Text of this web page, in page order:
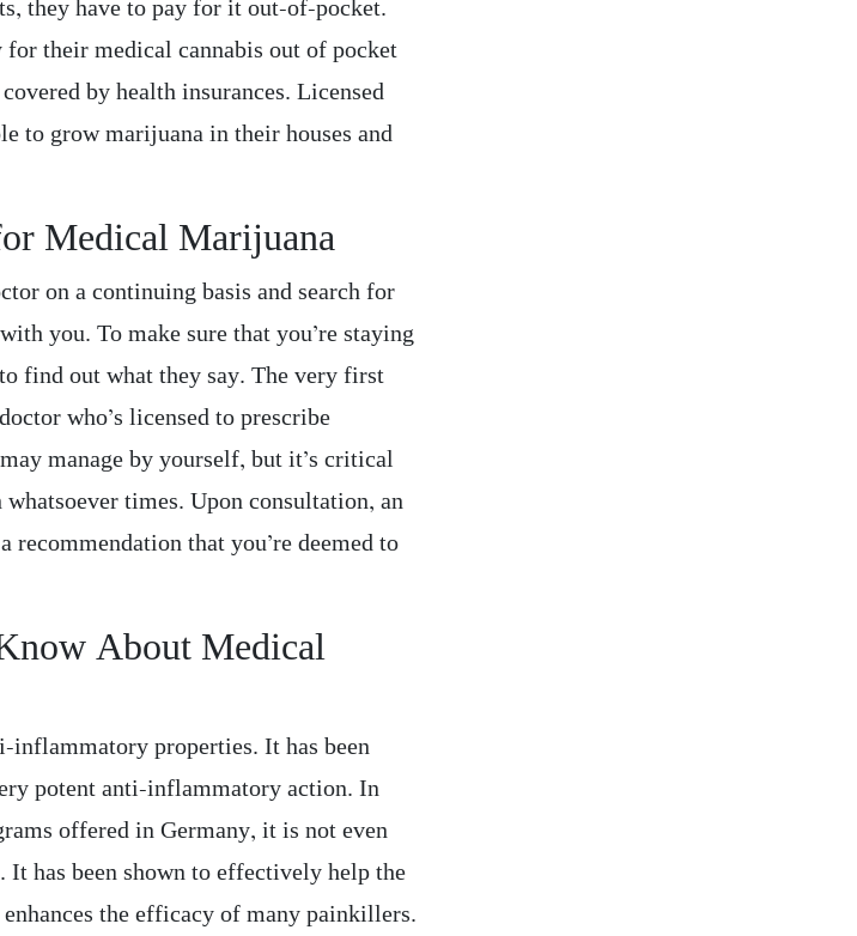
they have to pay for it out-of-pocket.
their medical cannabis out of pocket
by health insurances. Licensed
to grow marijuana in their houses and
Medical Marijuana
on a continuing basis and search for
you. To make sure that you’re staying
find out what they say. The very first
who’s licensed to prescribe
manage by yourself, but it’s critical
times. Upon consultation, an
that you’re deemed to
About Medical
inflammatory properties. It has been
potent anti-inflammatory action. In
offered in Germany, it is not even
It has been shown to effectively help the
the efficacy of many painkillers.